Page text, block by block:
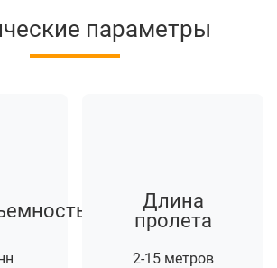
параметры
Длина
пролета
2-15 метров